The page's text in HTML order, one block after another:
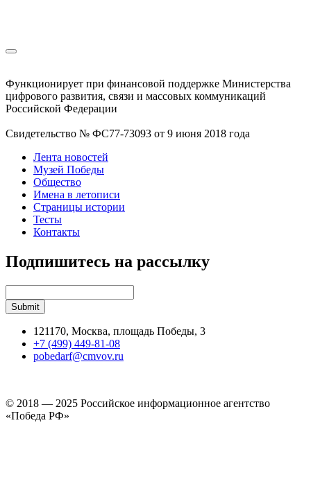
Функционирует при финансовой поддержке Министерства
цифрового развития, связи и массовых коммуникаций
Российской Федерации
Свидетельство № ФС77-73093 от 9 июня 2018 года
Лента новостей
Музей Победы
Общество
Имена в летописи
Страницы истории
Тесты
Контакты
Подпишитесь на рассылку
121170, Москва, площадь Победы, 3
+7 (499) 449-81-08
pobedarf@cmvov.ru
© 2018 — 2025 Российское информационное агентство
«Победа РФ»